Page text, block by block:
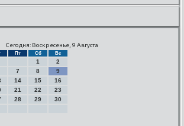
Сегодня: Воскресенье, 9 Августа
Пт Сб Вс
1
2
7 8
9
14 15
16
21 22
23
28 29
30